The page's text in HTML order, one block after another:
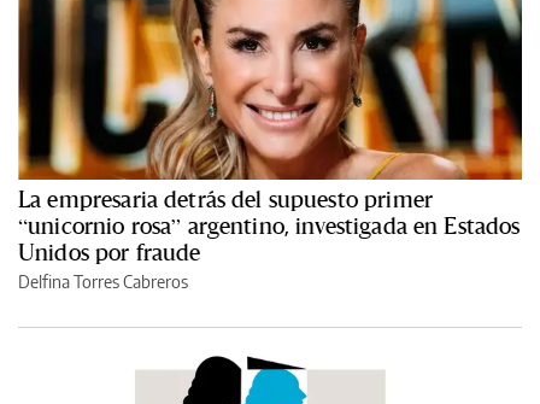
La empresaria detrás del supuesto primer
“unicornio rosa” argentino, investigada en Estados
Unidos por fraude
Delfina Torres Cabreros